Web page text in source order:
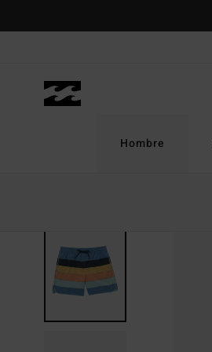
producto
Hombre